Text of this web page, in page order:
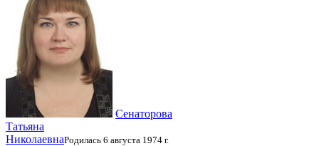
Сенаторова
Татьяна
НиколаевнаРодилась 6 августа 1974 г.